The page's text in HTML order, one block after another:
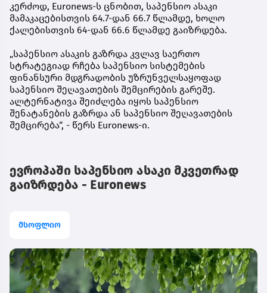
კერძოდ, Euronews-ს ცნობით, საპენსიო ასაკი
მამაკაცებისთვის 64.7-დან 66.7 წლამდე, ხოლო
ქალებისთვის 64-დან 66.6 წლამდე გაიზრდება.
„საპენსიო ასაკის გაზრდა კვლავ საერთო
სტრატეგიად რჩება საპენსიო სისტემების
ფინანსური მდგრადობის უზრუნველსაყოფად
საპენსიო შეღავათების შემცირების გარეშე.
ალტერნატივა შეიძლება იყოს საპენსიო
შენატანების გაზრდა ან საპენსიო შეღავათების
შემცირება“, - წერს Euronews-ი.
ევროპაში საპენსიო ასაკი მკვეთრად
გაიზრდება - Euronews
მსოფლიო